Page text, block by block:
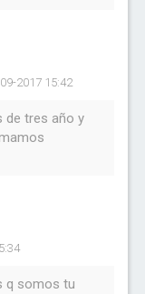
2017 15:42
de tres año y
q somos tu